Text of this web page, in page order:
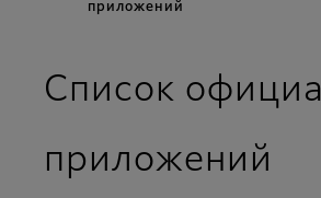
приложений
Список
приложений